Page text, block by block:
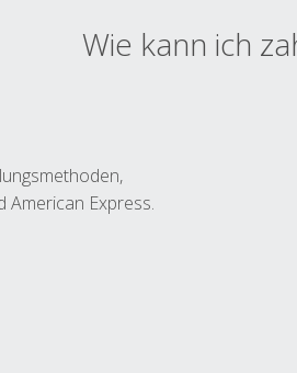
Wie kann ich
American Express.